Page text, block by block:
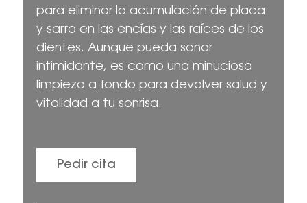
para eliminar la acumulación de placa
y sarro en las encías y las raíces de los
dientes. Aunque pueda sonar
intimidante, es como una minuciosa
limpieza a fondo para devolver salud y
vitalidad a tu sonrisa.
Pedir cita